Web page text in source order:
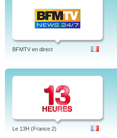
BFMTV en direct
Le 13H (France 2)